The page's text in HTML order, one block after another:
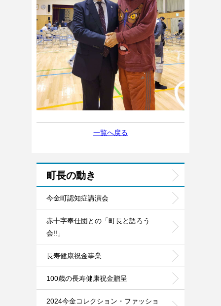
一覧へ戻る
町長の動き
今金町認知症講演会
赤十字奉仕団との「町長と語ろう
会!!」
長寿健康祝金事業
100歳の長寿健康祝金贈呈
2024今金コレクション・ファッショ